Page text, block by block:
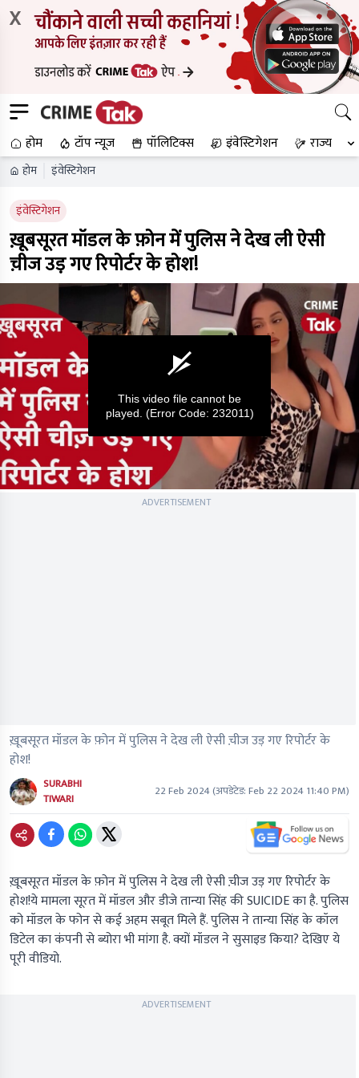
X
होम टॉप न्यूज पॉलिटिक्स इंवेस्टिगेशन राज्य
होम इंवेस्टिगेशन
इंवेस्टिगेशन
ख़ूबसूरत मॉडल के फ़ोन में पुलिस ने देख ली ऐसी
च़ीज उड़ गए रिपोर्टर के होश!
This video file cannot be
played. (Error Code: 232011)
ADVERTISEMENT
ख़ूबसूरत मॉडल के फ़ोन में पुलिस ने देख ली ऐसी च़ीज उड़ गए रिपोर्टर के
होश!
SURABHI
TIWARI
22 Feb 2024(अपडेटेड:Feb 22 2024 11:40 PM)
ख़ूबसूरत मॉडल के फ़ोन में पुलिस ने देख ली ऐसी च़ीज उड़ गए रिपोर्टर के
होश!ये मामला सूरत में मॉडल और डीजे तान्या सिंह की SUICIDE का है. पुलिस
को मॉडल के फोन से कई अहम सबूत मिले हैं. पुलिस ने तान्या सिंह के कॉल
डिटेल का कंपनी से ब्योरा भी मांगा है. क्यों मॉडल ने सुसाइड किया? देखिए ये
पूरी वीडियो.
ADVERTISEMENT